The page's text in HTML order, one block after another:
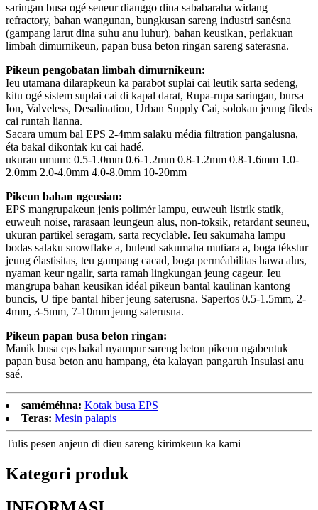
saringan busa ogé seueur dianggo dina sababaraha widang
refractory, bahan wangunan, bungkusan sareng industri sanésna
(gampang larut dina suhu anu luhur), bahan keusikan, perlakuan
limbah dimurnikeun, papan busa beton ringan sareng saterasna.
Pikeun pengobatan limbah dimurnikeun:
Ieu utamana dilarapkeun ka parabot suplai cai leutik sarta sedeng,
kitu ogé sistem suplai cai di kapal darat, Rupa-rupa saringan, bursa
Ion, Valveless, Desalination, Urban Supply Cai, solokan jeung fileds
cai runtah lianna.
Sacara umum bal EPS 2-4mm salaku média filtration pangalusna,
éta bakal dikontak ku cai hadé.
ukuran umum: 0.5-1.0mm 0.6-1.2mm 0.8-1.2mm 0.8-1.6mm 1.0-
2.0mm 2.0-4.0mm 4.0-8.0mm 10-20mm
Pikeun bahan ngeusian:
EPS mangrupakeun jenis polimér lampu, euweuh listrik statik,
euweuh noise, rarasaan leungeun alus, non-toksik, retardant seuneu,
ukuran partikel seragam, sarta recyclable. Ieu sakumaha lampu
bodas salaku snowflake a, buleud sakumaha mutiara a, boga tékstur
jeung élastisitas, teu gampang cacad, boga perméabilitas hawa alus,
nyaman keur ngalir, sarta ramah lingkungan jeung cageur. Ieu
mangrupa bahan keusikan idéal pikeun bantal kaulinan kantong
buncis, U tipe bantal hiber jeung saterusna. Sapertos 0.5-1.5mm, 2-
4mm, 3-5mm, 7-10mm jeung saterusna.
Pikeun papan busa beton ringan:
Manik busa eps bakal nyampur sareng beton pikeun ngabentuk
papan busa beton anu hampang, éta kalayan pangaruh Insulasi anu
saé.
saméméhna: Kotak busa EPS
Teras: Mesin palapis
Tulis pesen anjeun di dieu sareng kirimkeun ka kami
Kategori produk